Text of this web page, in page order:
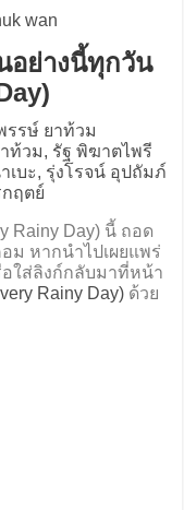
wan
อย่างนี้ทุกวัน
รรษ์ ยาท้วม
ท้วม, รัฐ พิฆาตไพรี
เบะ, รุ่งโรจน์ อุปถัมภ์
ฤตย์
Rainy Day) นี้ ถอด
ม หากนำไปเผยแพร่
ใส่ลิงก์กลับมาที่หน้า
Rainy Day)ด้วย